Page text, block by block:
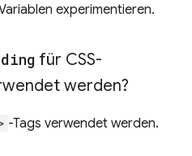
experimentieren.
für CSS-
werden?
-Tags verwendet werden.